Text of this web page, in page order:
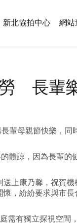
新北協拍中心 網站
勞 長輩
輩母親節快樂，同
體諒，因為長輩的
上康乃馨，祝賀
，紛紛要求與市
需有獨立探視空間